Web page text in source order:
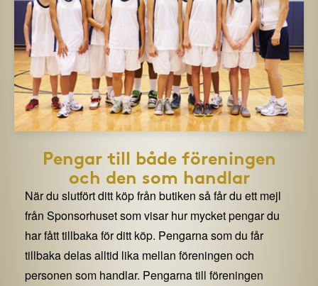
Pengar till både föreningen
och den som handlar
När du slutfört ditt köp från butiken så får du ett mejl
från Sponsorhuset som visar hur mycket pengar du
har fått tillbaka för ditt köp. Pengarna som du får
tillbaka delas alltid lika mellan föreningen och
personen som handlar. Pengarna till föreningen